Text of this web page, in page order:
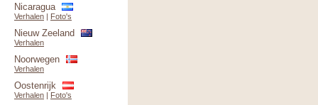
Nicaragua
Verhalen | Foto's
Nieuw Zeeland
Verhalen
Noorwegen
Verhalen
Oostenrijk
Verhalen | Foto's